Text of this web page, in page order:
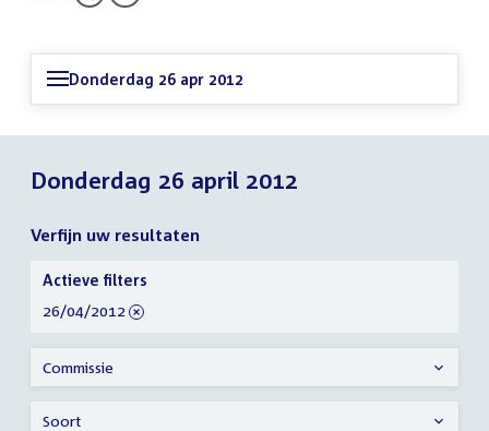
Donderdag 26 apr 2012
Donderdag 26 april 2012
Verfijn uw resultaten
Verfijn
uw
resultaten
Actieve filters
verwijder
26/04/2012
Commissie
Soort